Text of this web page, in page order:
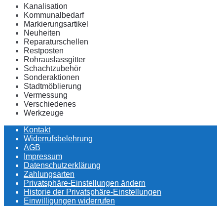
Kanalisation
Kommunalbedarf
Markierungsartikel
Neuheiten
Reparaturschellen
Restposten
Rohrauslassgitter
Schachtzubehör
Sonderaktionen
Stadtmöblierung
Vermessung
Verschiedenes
Werkzeuge
Kontakt
Widerrufsbelehrung
AGB
Impressum
Datenschutzerklärung
Zahlungsarten
Privatsphäre-Einstellungen ändern
Historie der Privatsphäre-Einstellungen
Einwilligungen widerrufen